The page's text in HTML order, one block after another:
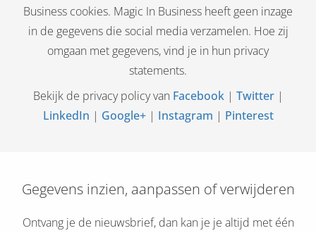
Business cookies. Magic In Business heeft geen inzage
in de gegevens die social media verzamelen. Hoe zij
omgaan met gegevens, vind je in hun privacy
statements.
Bekijk de privacy policy van Facebook| Twitter|
LinkedIn | Google+| Instagram | Pinterest
Gegevens inzien, aanpassen of verwijderen
Ontvang je de nieuwsbrief, dan kan je je altijd met één